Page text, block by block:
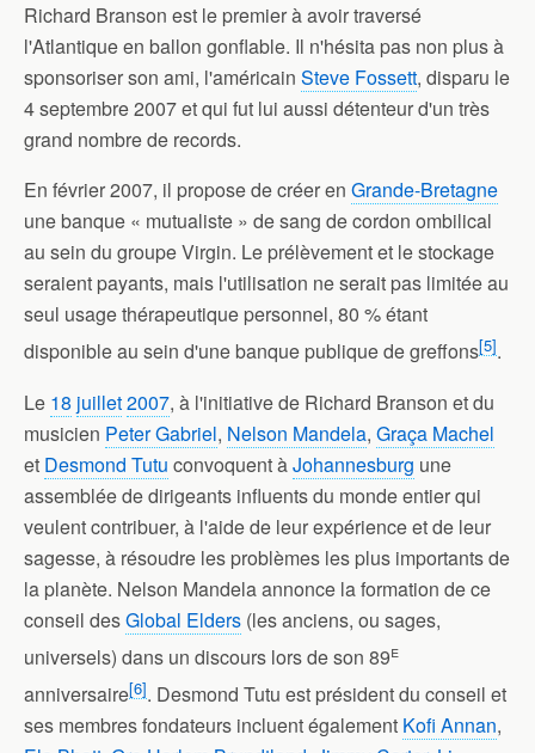
Richard Branson est le premier à avoir traversé
l'Atlantique en ballon gonflable. Il n'hésita pas non plus à
sponsoriser son ami, l'américain Steve Fossett, disparu le
4 septembre 2007 et qui fut lui aussi détenteur d'un très
grand nombre de records.
En février 2007, il propose de créer en Grande-Bretagne
une banque « mutualiste » de sang de cordon ombilical
au sein du groupe Virgin. Le prélèvement et le stockage
seraient payants, mais l'utilisation ne serait pas limitée au
seul usage thérapeutique personnel, 80 % étant
disponible au sein d'une banque publique de greffons[5].
Le 18 juillet2007, à l'initiative de Richard Branson et du
musicien Peter Gabriel, Nelson Mandela, Graça Machel
et Desmond Tutu convoquent àJohannesburg une
assemblée de dirigeants influents du monde entier qui
veulent contribuer, à l'aide de leur expérience et de leur
sagesse, à résoudre les problèmes les plus importants de
la planète. Nelson Mandela annonce la formation de ce
conseil desGlobal Elders (les anciens, ou sages,
universels) dans un discours lors de son 89e
anniversaire[6]. Desmond Tutu est président du conseil et
ses membres fondateurs incluent également Kofi Annan,